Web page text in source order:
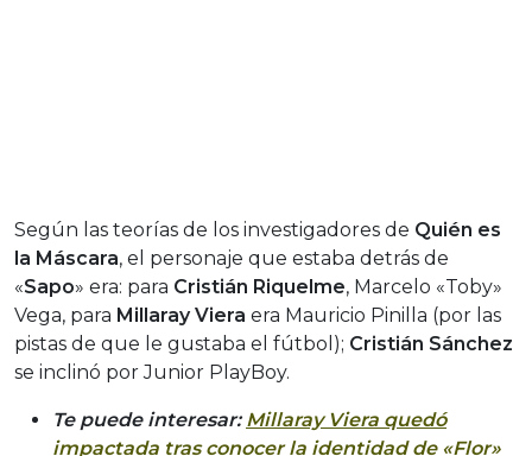
Según las teorías de los investigadores de Quién es
la Máscara, el personaje que estaba detrás de
«Sapo» era: para Cristián Riquelme, Marcelo «Toby»
Vega, para Millaray Viera era Mauricio Pinilla (por las
pistas de que le gustaba el fútbol); Cristián Sánchez
se inclinó por Junior PlayBoy.
Te puede interesar: Millaray Viera quedó
impactada tras conocer la identidad de «Flor»